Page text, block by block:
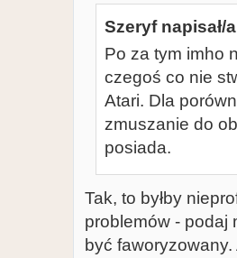
Szeryf napisał/
Po za tym imho
czegoś co nie
Atari. Dla
zmuszanie do
posiada.
Tak, to byłby
problemów - podaj
być